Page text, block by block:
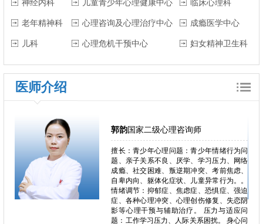
神经内科 儿童青少年心理健康中心 临床心理科
老年精神科 心理咨询及心理治疗中心 成瘾医学中心
儿科 心理危机干预中心 妇女精神卫生科
医师介绍
问
郭韵国家二级心理咨询师
擅长：青少年心理问题：青少年情绪行为问
题、亲子关系不良、厌学、学习压力、网络
成瘾、社交困难、叛逆期冲突、考前焦虑、
自卑内向、躯体化症状、儿童异常行为。。
情绪调节：抑郁症、焦虑症、恐惧症、强迫
症、各种心理冲突、心理创伤修复、失恋阴
影等心理干预与辅助治疗。 压力与适应问
题：工作学习压力、人际关系困扰。 身心问